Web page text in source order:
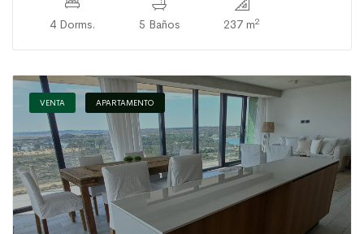
4 Dorms. 5 Baños 237 m2
VENTA APARTAMENTO